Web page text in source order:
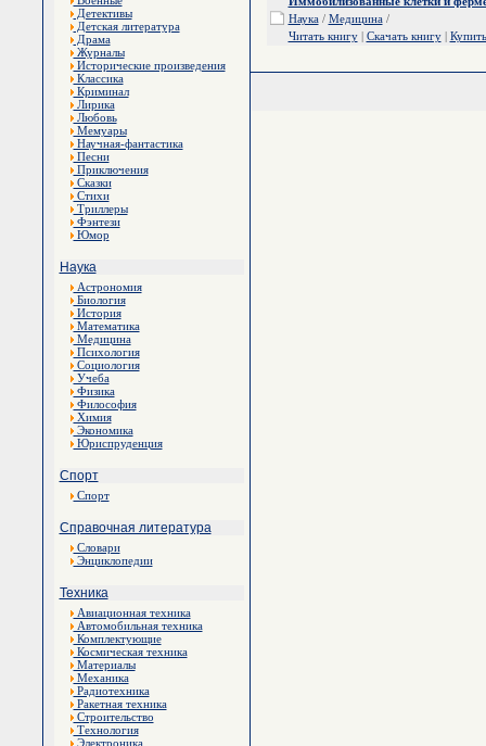
Детективы
Детская литература
Драма
Журналы
Исторические произведения
Классика
Криминал
Лирика
Любовь
Мемуары
Научная-фантастика
Песни
Приключения
Сказки
Стихи
Триллеры
Фэнтези
Юмор
Наука
Астрономия
Биология
История
Математика
Медицина
Психология
Социология
Учеба
Физика
Философия
Химия
Экономика
Юриспруденция
Спорт
Спорт
Справочная литература
Словари
Энциклопедии
Техника
Авиационная техника
Автомобильная техника
Комплектующие
Космическая техника
Материалы
Механика
Радиотехника
Ракетная техника
Строительство
Технология
Электроника
Наука/ Медицина/
Читать книгу| Скачать книгу| Купить